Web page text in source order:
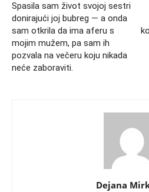
Spasila sam život svojoj sestri
donirajući joj bubreg — a onda
sam otkrila da ima aferu s
mojim mužem, pa sam ih
pozvala na večeru koju nikada
neće zaboraviti.
Dejana